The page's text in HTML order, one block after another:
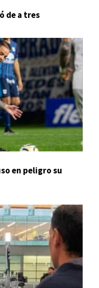
de a tres
en peligro su